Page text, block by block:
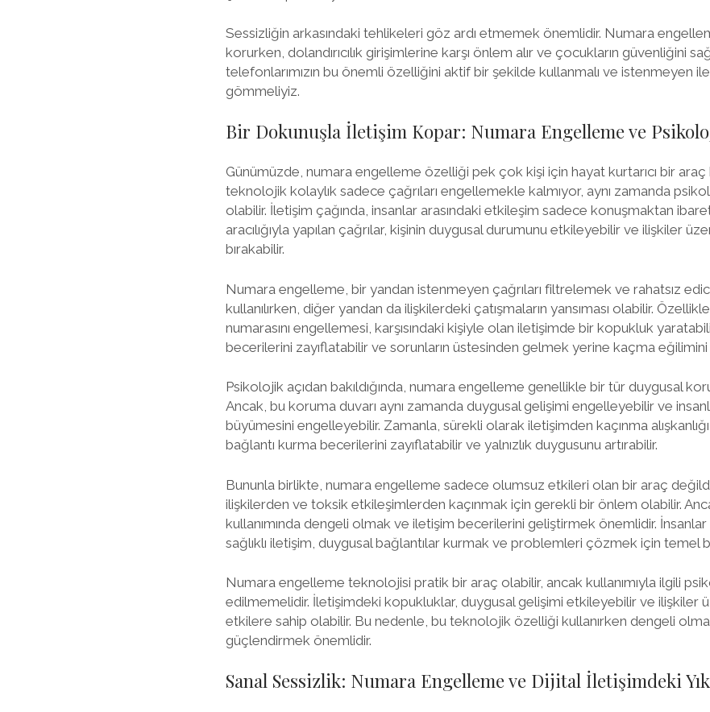
Sessizliğin arkasındaki tehlikeleri göz ardı etmemek önemlidir. Numara
korurken, dolandırıcılık girişimlerine karşı önlem alır ve çocukların güvenliğini
telefonlarımızın bu önemli özelliğini aktif bir şekilde kullanmalı ve istenmeyen
gömmeliyiz.
Bir Dokunuşla İletişim Kopar: Numara Engelleme ve
Günümüzde, numara engelleme özelliği pek çok kişi için hayat kurtarıcı bir araç
teknolojik kolaylık sadece çağrıları engellemekle kalmıyor, aynı zamanda
olabilir. İletişim çağında, insanlar arasındaki etkileşim sadece konuşmaktan
aracılığıyla yapılan çağrılar, kişinin duygusal durumunu etkileyebilir ve ilişkiler
bırakabilir.
Numara engelleme, bir yandan istenmeyen çağrıları filtrelemek ve rahatsız
kullanılırken, diğer yandan da ilişkilerdeki çatışmaların yansıması olabilir.
numarasını engellemesi, karşısındaki kişiyle olan iletişimde bir kopukluk
becerilerini zayıflatabilir ve sorunların üstesinden gelmek yerine kaçma eğilimini
Psikolojik açıdan bakıldığında, numara engelleme genellikle bir tür duygusal
Ancak, bu koruma duvarı aynı zamanda duygusal gelişimi engelleyebilir ve
büyümesini engelleyebilir. Zamanla, sürekli olarak iletişimden kaçınma
bağlantı kurma becerilerini zayıflatabilir ve yalnızlık duygusunu artırabilir.
Bununla birlikte, numara engelleme sadece olumsuz etkileri olan bir araç
ilişkilerden ve toksik etkileşimlerden kaçınmak için gerekli bir önlem olabilir.
kullanımında dengeli olmak ve iletişim becerilerini geliştirmek önemlidir. İnsanlar
sağlıklı iletişim, duygusal bağlantılar kurmak ve problemleri çözmek için temel
Numara engelleme teknolojisi pratik bir araç olabilir, ancak kullanımıyla ilgili
edilmemelidir. İletişimdeki kopukluklar, duygusal gelişimi etkileyebilir ve ilişkiler
etkilere sahip olabilir. Bu nedenle, bu teknolojik özelliği kullanırken dengeli
güçlendirmek önemlidir.
Sanal Sessizlik: Numara Engelleme ve Dijital İletişimdeki